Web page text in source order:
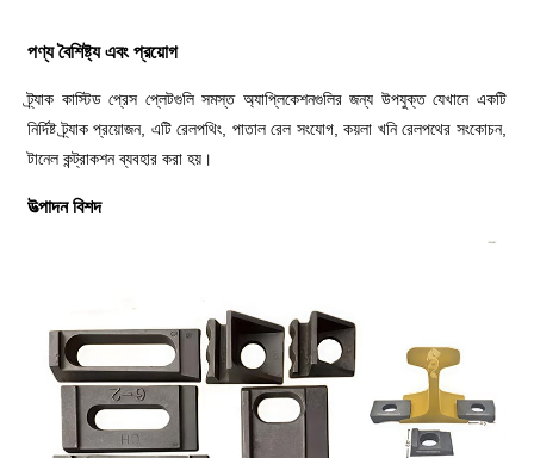
পণ্য বৈশিষ্ট্য এবং প্রয়োগ
ট্র্যাক কাস্টিড প্রেস প্লেটগুলি সমস্ত অ্যাপ্লিকেশনগুলির জন্য উপযুক্ত যেখানে একটি
নির্দিষ্ট ট্র্যাক প্রয়োজন, এটি রেলপথিং, পাতাল রেল সংযোগ, কয়লা খনি রেলপথের সংকোচন,
টানেল কন্ট্রাকশন ব্যবহার করা হয়।
উত্পাদন বিশদ